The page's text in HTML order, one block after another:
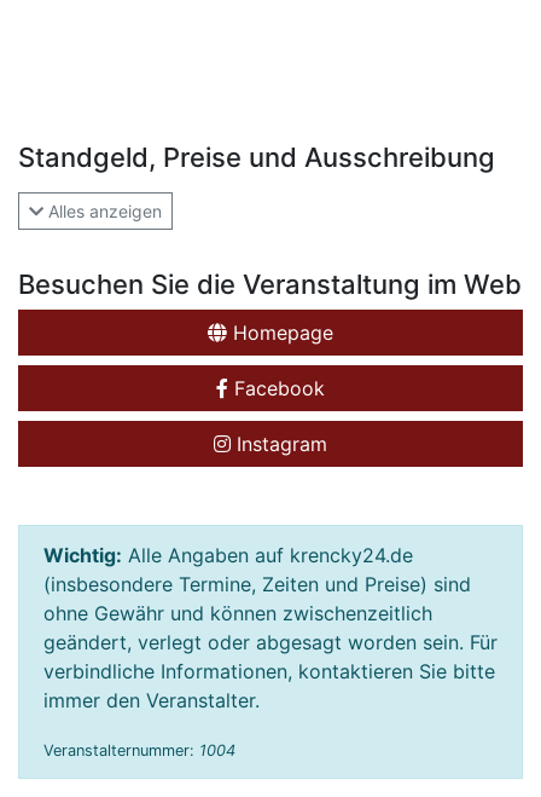
Standgeld, Preise und Ausschreibung
Alles anzeigen
Besuchen Sie die Veranstaltung im Web
Homepage
Facebook
Instagram
Wichtig: Alle Angaben auf krencky24.de
(insbesondere Termine, Zeiten und Preise) sind
ohne Gewähr und können zwischenzeitlich
geändert, verlegt oder abgesagt worden sein. Für
verbindliche Informationen, kontaktieren Sie bitte
immer den Veranstalter.
Veranstalternummer: 1004